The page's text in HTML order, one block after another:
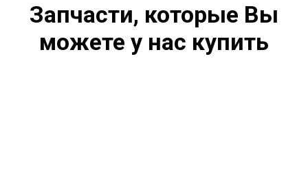
Запчасти, которые Вы
можете у нас купить